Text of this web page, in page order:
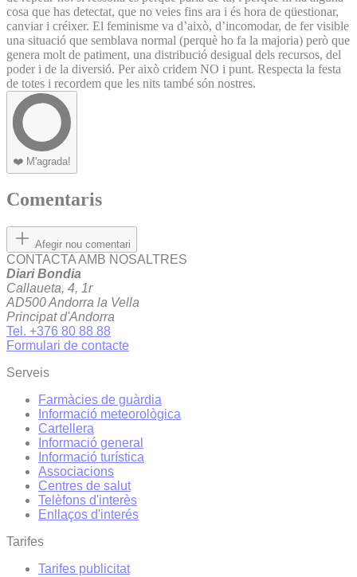
cosa que has detectat, que no veies fins ara i és hora de qüestionar,
canviar i créixer. El feminisme va d’això, d’incomodar, de fer visible
una situació que semblava normal (perquè ho fa la majoria) però que
genera molt de patiment, una distribució desigual dels recursos, del
poder i de la diversió. Per això cridem NO i punt. Respecta la festa
de totes i recordem que les nits també són nostres.
❤️ M'agrada!
Comentaris
Afegir nou comentari
CONTACTA AMB NOSALTRES
Diari Bondia
Callaueta, 4, 1r
AD500 Andorra la Vella
Principat d'Andorra
Tel. +376 80 88 88
Formulari de contacte
Serveis
Farmàcies de guàrdia
Informació meteorològica
Cartellera
Informació general
Informació turística
Associacions
Centres de salut
Telèfons d'interès
Enllaços d'interés
Tarifes
Tarifes publicitat